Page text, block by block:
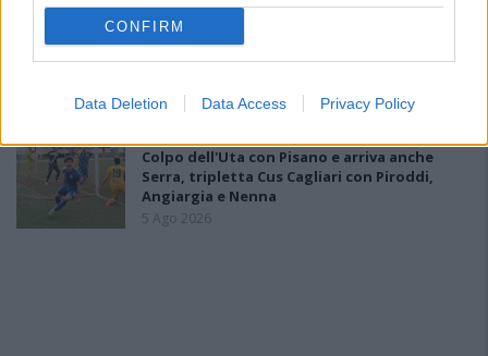
CONFIRM
Data Deletion Data Access Privacy Policy
6 Ago 2026
6 Ago 2026
Colpo dell'Uta con Pisano e arriva anche
Serra, tripletta Cus Cagliari con Piroddi,
Angiargia e Nenna
5 Ago 2026